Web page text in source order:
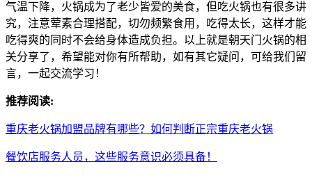
气温下降，火锅成为了老少皆爱的美食，但吃火锅也有很多讲
究，注意荤素合理搭配，切勿频繁食用，吃得太长，这样才能
吃得爽的同时不会给身体造成负担。以上就是朝天门火锅的相
关分享了，希望能对你有所帮助，如有其它疑问，可给我们留
言，一起交流学习！
推荐阅读:
重庆老火锅加盟品牌有哪些？如何判断正宗重庆老火锅
餐饮店服务人员，这些服务意识必须具备！